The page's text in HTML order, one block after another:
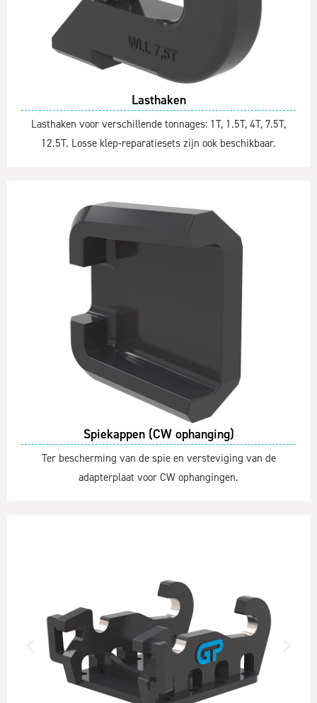
Lasthaken
Lasthaken voor verschillende tonnages: 1T, 1.5T, 4T, 7.5T,
12.5T. Losse klep-reparatiesets zijn ook beschikbaar.
Spiekappen (CW ophanging)
Ter bescherming van de spie en versteviging van de
adapterplaat voor CW ophangingen.